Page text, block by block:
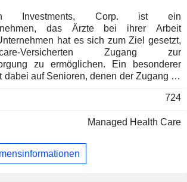
Investments, Corp. ist ein
das Ärzte bei ihrer Arbeit
hat es sich zum Ziel gesetzt,
Versicherten Zugang zur
zu ermöglichen. Ein besonderer
dabei auf Senioren, denen der Zugang zu
„Clover Assistant“ ist eine
datengestützte und personalisierte
zu erkennen, zu diagnostizieren und zu
Plattform zur Unterstützung von Ärzten
724
Managed Health Care